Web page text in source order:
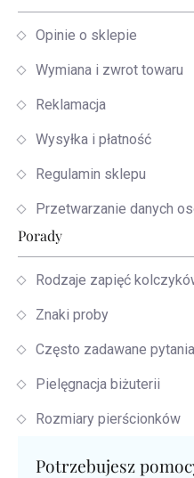
Opinie o sklepie
Wymiana i zwrot towaru
Reklamacja
Wysyłka i płatność
Regulamin sklepu
Przetwarzanie danych
Porady
Rodzaje zapięć
Znaki proby
Często zadawane pytania
Pielęgnacja biżuterii
Rozmiary pierścionków
Potrzebujesz